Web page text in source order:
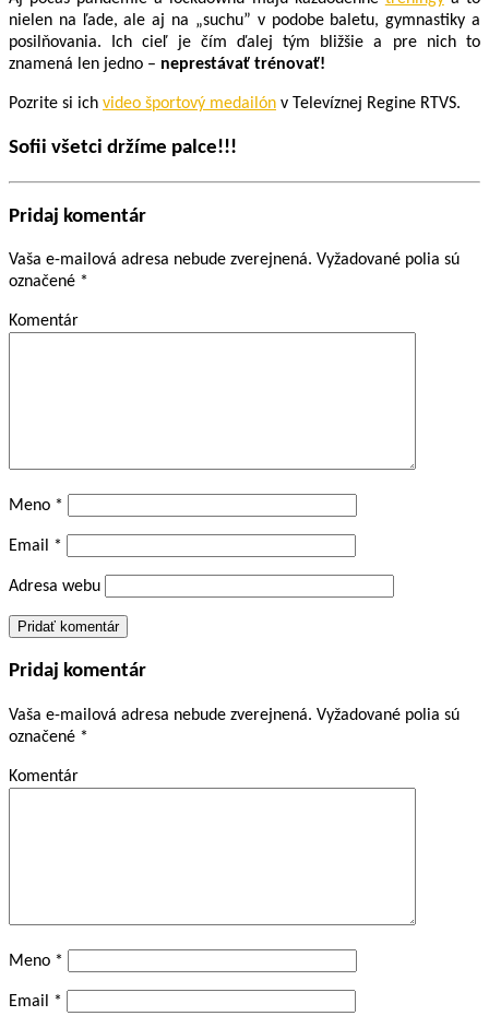
nielen na ľade, ale aj na „suchu” v podobe baletu, gymnastiky a
posilňovania. Ich cieľ je čím ďalej tým bližšie a pre nich to
znamená len jedno – neprestávať trénovať!
Pozrite si ich video športový medailón v Televíznej Regine RTVS.
Sofii všetci držíme palce!!!
Pridaj komentár
Vaša e-mailová adresa nebude zverejnená. Vyžadované polia sú
označené *
Komentár
Meno *
Email *
Adresa webu
Pridaj komentár
Vaša e-mailová adresa nebude zverejnená. Vyžadované polia sú
označené *
Komentár
Meno *
Email *